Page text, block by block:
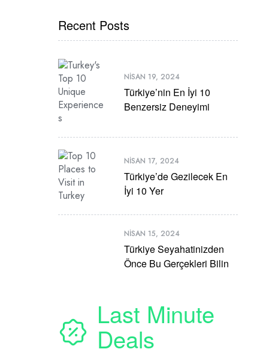
Recent Posts
NISAN 19, 2024
Türkiye’nin En İyi 10
Benzersiz Deneyimi
NISAN 17, 2024
Türkiye’de Gezilecek En
İyi 10 Yer
NISAN 15, 2024
Türkiye Seyahatinizden
Önce Bu Gerçekleri Bilin
Last Minute
Deals